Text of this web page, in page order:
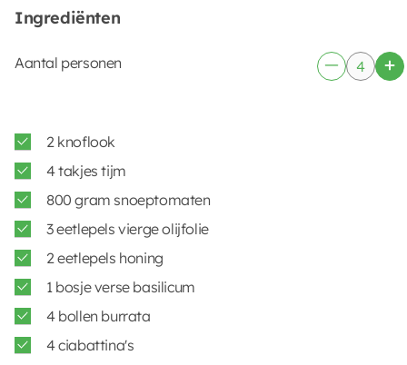
Ingrediënten
Aantal personen
2 knoflook
4 takjes tijm
800 gram snoeptomaten
3 eetlepels vierge olijfolie
2 eetlepels honing
1 bosje verse basilicum
4 bollen burrata
4 ciabattina's